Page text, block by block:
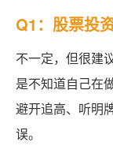
Q1：股票投
不一定，但很建
是不知道自己在
避开追高、听明
误。